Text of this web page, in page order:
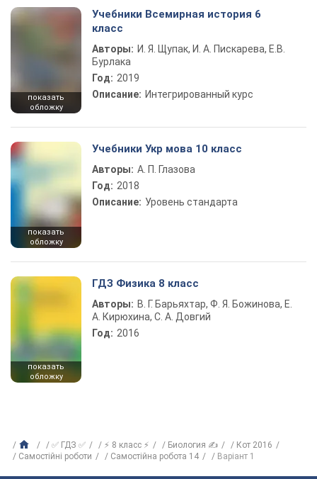
показать
обложку
Учебники Всемирная история 6
класс
Авторы: И. Я. Щупак, И. А. Пискарева, Е.В.
Бурлака
Год: 2019
Описание: Интегрированный курс
показать
обложку
Учебники Укр мова 10 класс
Авторы: А. П. Глазова
Год: 2018
Описание: Уровень стандарта
показать
обложку
ГДЗ Физика 8 класс
Авторы: В. Г. Барьяхтар, Ф. Я. Божинова, Е.
А. Кирюхина, С. А. Довгий
Год: 2016
✅ ГДЗ ✅ ⚡ 8 класс ⚡ Биология ✍
Кот 2016
Самостійні роботи
Самостійна робота 14 Варіант 1